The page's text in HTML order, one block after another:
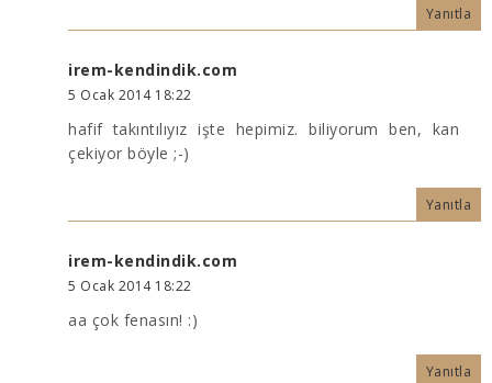
Yanıtla
irem-kendindik.com
5 Ocak 2014 18:22
hafif takıntılıyız işte hepimiz. biliyorum ben, kan
çekiyor böyle ;-)
Yanıtla
irem-kendindik.com
5 Ocak 2014 18:22
aa çok fenasın! :)
Yanıtla